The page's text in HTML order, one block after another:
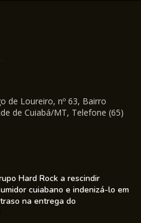
de Loureiro, nº 63, Bairro
de Cuiabá/MT, Telefone (65)
Hard Rock a rescindir
cuiabano e indenizá-lo em
na entrega do